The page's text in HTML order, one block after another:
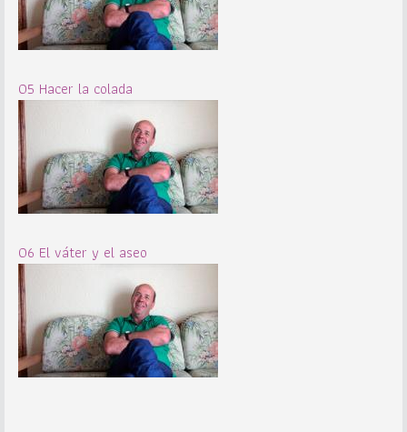
05 Hacer la colada
06 El váter y el aseo